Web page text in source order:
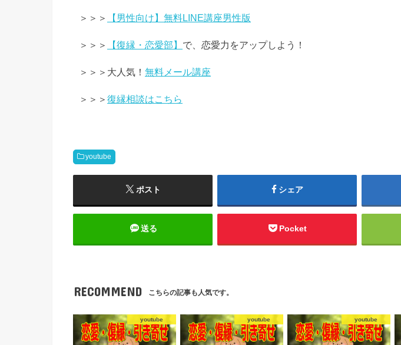
＞＞＞ 【男性向け】無料LINE講座男性版
＞＞＞ 【復縁・恋愛部】 で、恋愛力をアップしよう！
＞＞＞大人気！ 無料メール講座
＞＞＞ 復縁相談はこちら
youtube
ポスト シェア
送る Pocket
RECOMMEND こちらの記事も人気です。
youtube youtube youtube